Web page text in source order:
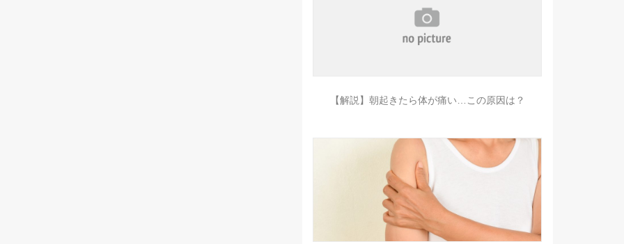
【解説】朝起きたら体が痛い…この原因は？